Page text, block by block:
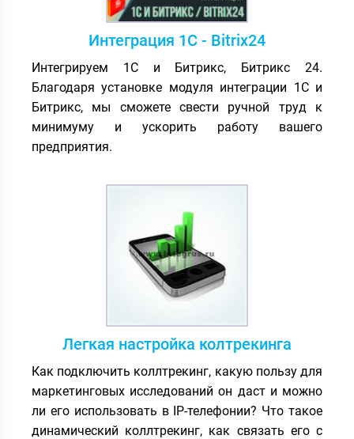
Интеграция 1С - Bitrix24
Интегрируем 1С и Битрикс, Битрикс 24.
Благодаря установке модуля интеграции 1С и
Битрикс, мы сможете свести ручной труд к
минимуму и ускорить работу вашего
предприятия.
Легкая настройка колтрекинга
Как подключить коллтрекинг, какую пользу для
маркетинговых исследований он даст и можно
ли его использовать в IP-телефонии? Что такое
динамический коллтрекинг, как связать его с